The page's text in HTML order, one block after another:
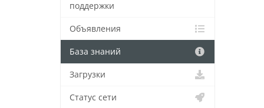
поддержки
Объявления
База знаний
Загрузки
Статус сети